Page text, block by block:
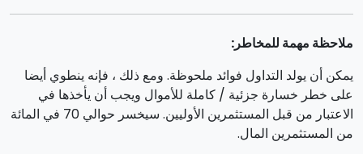
ملاحظة مهمة للمخاطر:
يمكن أن يولد التداول فوائد ملحوظة. ومع ذلك ، فإنه ينطوي أيضا
على خطر خسارة جزئية / كاملة للأموال ويجب أن يأخذها في
الاعتبار من قبل المستثمرين الأوليين. سيخسر حوالي 70 في المائة
من المستثمرين المال.